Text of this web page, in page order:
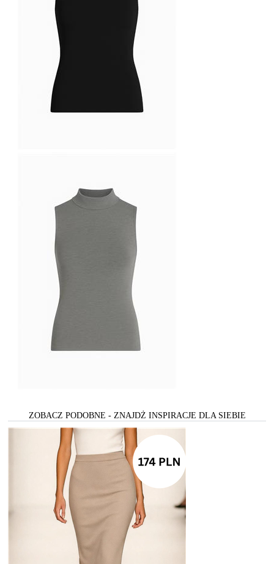
ZOBACZ PODOBNE - ZNAJDŻ INSPIRACJE DLA SIEBIE